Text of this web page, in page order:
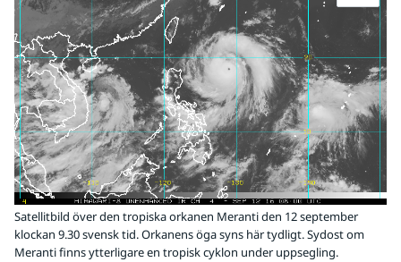
Satellitbild över den tropiska orkanen Meranti den 12 september
klockan 9.30 svensk tid. Orkanens öga syns här tydligt. Sydost om
Meranti finns ytterligare en tropisk cyklon under uppsegling.